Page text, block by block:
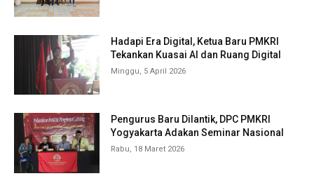
Hadapi Era Digital, Ketua Baru PMKRI
Tekankan Kuasai AI dan Ruang Digital
Minggu, 5 April 2026
Pengurus Baru Dilantik, DPC PMKRI
Yogyakarta Adakan Seminar Nasional
Rabu, 18 Maret 2026